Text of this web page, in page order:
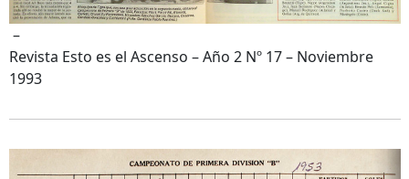
–
Revista Esto es el Ascenso – Año 2 Nº 17 – Noviembre
1993